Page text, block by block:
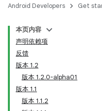
Android Developers Get
本页内容
声明依赖项
反馈
版本 1.2
版本 1.2.0-alpha01
版本 1.1
版本 1.1.2